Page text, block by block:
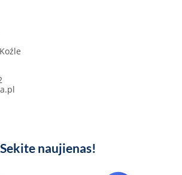
Sekite naujienas!